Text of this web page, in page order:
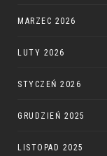
MARZEC 2026
LUTY 2026
STYCZEŃ 2026
GRUDZIEŃ 2025
LISTOPAD 2025